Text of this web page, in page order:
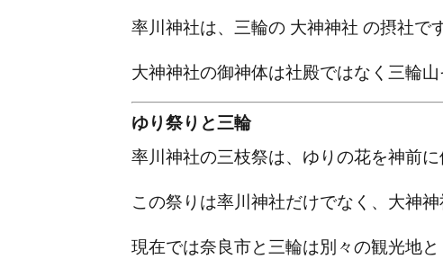
率川神社は、三輪の 大神神社 の摂社で
大神神社の御神体は社殿ではなく三輪
ゆり祭りと三輪
率川神社の三枝祭は、ゆりの花を神前に
この祭りは率川神社だけでなく、大神神
現在では奈良市と三輪は別々の観光地